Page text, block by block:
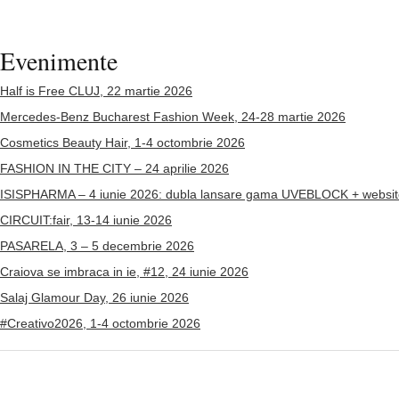
Evenimente
Half is Free CLUJ, 22 martie 2026
Mercedes-Benz Bucharest Fashion Week, 24-28 martie 2026
Cosmetics Beauty Hair, 1-4 octombrie 2026
FASHION IN THE CITY – 24 aprilie 2026
ISISPHARMA – 4 iunie 2026: dubla lansare gama UVEBLOCK +
CIRCUIT:fair, 13-14 iunie 2026
PASARELA, 3 – 5 decembrie 2026
Craiova se imbraca in ie, #12, 24 iunie 2026
Salaj Glamour Day, 26 iunie 2026
#Creativo2026, 1-4 octombrie 2026